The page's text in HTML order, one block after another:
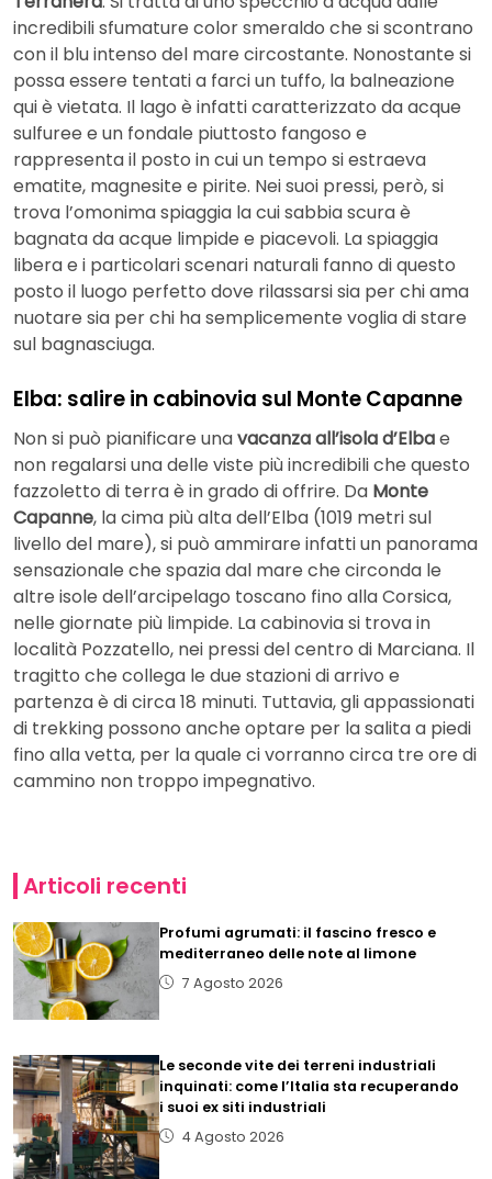
incredibili sfumature color smeraldo che si scontrano
con il blu intenso del mare circostante. Nonostante si
possa essere tentati a farci un tuffo, la balneazione
qui è vietata. Il lago è infatti caratterizzato da acque
sulfuree e un fondale piuttosto fangoso e
rappresenta il posto in cui un tempo si estraeva
ematite, magnesite e pirite. Nei suoi pressi, però, si
trova l’omonima spiaggia la cui sabbia scura è
bagnata da acque limpide e piacevoli. La spiaggia
libera e i particolari scenari naturali fanno di questo
posto il luogo perfetto dove rilassarsi sia per chi ama
nuotare sia per chi ha semplicemente voglia di stare
sul bagnasciuga.
Elba: salire in cabinovia sul Monte Capanne
Non si può pianificare unavacanza all’isola d’Elbae
non regalarsi una delle viste più incredibili che questo
fazzoletto di terra è in grado di offrire. Da Monte
Capanne, la cima più alta dell’Elba (1019 metri sul
livello del mare), si può ammirare infatti un panorama
sensazionale che spazia dal mare che circonda le
altre isole dell’arcipelago toscano fino alla Corsica,
nelle giornate più limpide. La cabinovia si trova in
località Pozzatello, nei pressi del centro di Marciana. Il
tragitto che collega le due stazioni di arrivo e
partenza è di circa 18 minuti. Tuttavia, gli appassionati
di trekking possono anche optare per la salita a piedi
fino alla vetta, per la quale ci vorranno circa tre ore di
cammino non troppo impegnativo.
Articoli recenti
Profumi agrumati: il fascino fresco e
mediterraneo delle note al limone
7 Agosto 2026
Le seconde vite dei terreni industriali
inquinati: come l’Italia sta recuperando
i suoi ex siti industriali
4 Agosto 2026